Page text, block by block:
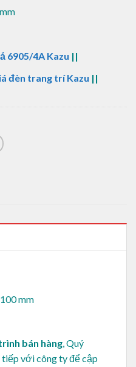
6905/4A Kazu ||
đèn trang trí Kazu ||
mm
bán hàng, Quý
với công ty để cập